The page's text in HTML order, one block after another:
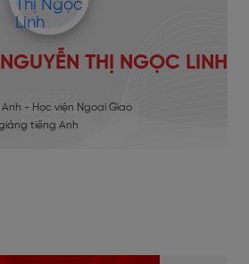
THỊ NGỌC LINH
- Học viện Ngoại Giao
tiếng Anh